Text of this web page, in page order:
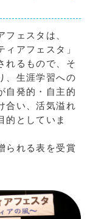
ェスタは、
ィアフェスタ」
れるもので、そ
、生涯学習への
自発的・自主的
合い、活気溢れ
的としていま
られる表を受賞